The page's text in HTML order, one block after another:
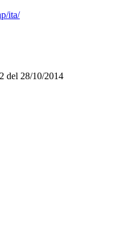
ita/
del 28/10/2014